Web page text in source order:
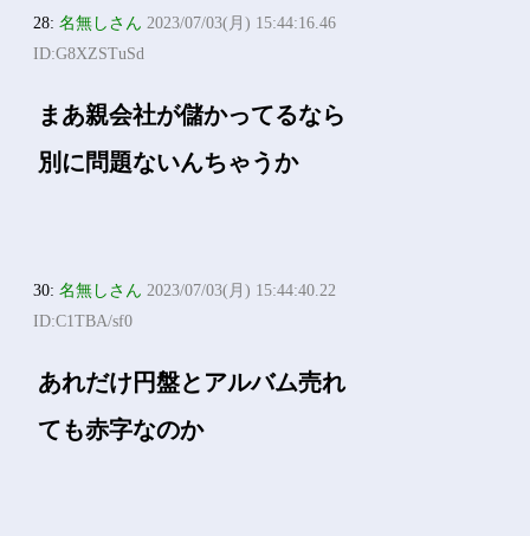
28:名無しさん 2023/07/03(月) 15:44:16.46
ID:G8XZSTuSd
まあ親会社が儲かってるなら
別に問題ないんちゃうか
30:名無しさん 2023/07/03(月) 15:44:40.22
ID:C1TBA/sf0
あれだけ円盤とアルバム売れ
ても赤字なのか